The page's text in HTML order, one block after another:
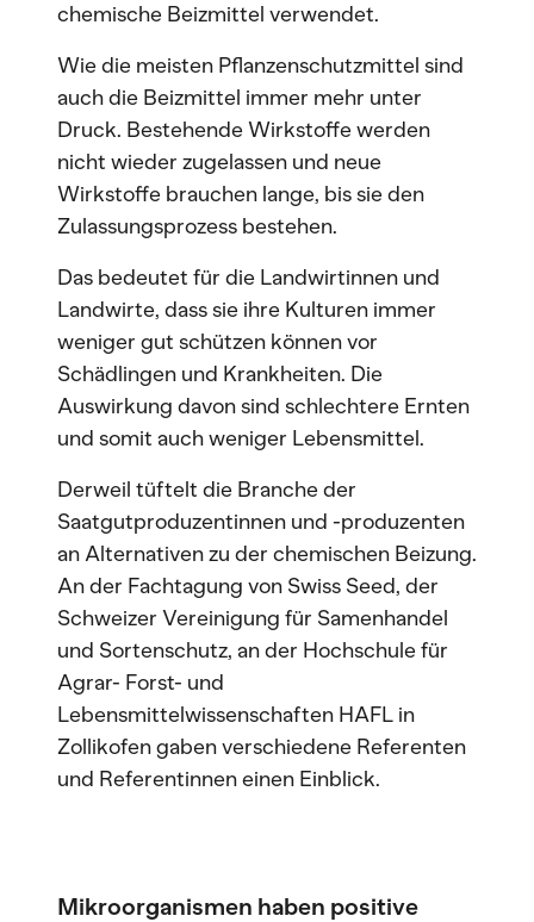
chemische Beizmittel verwendet.
Wie die meisten Pflanzenschutzmittel sind
auch die Beizmittel immer mehr unter
Druck. Bestehende Wirkstoffe werden
nicht wieder zugelassen und neue
Wirkstoffe brauchen lange, bis sie den
Zulassungsprozess bestehen.
Das bedeutet für die Landwirtinnen und
Landwirte, dass sie ihre Kulturen immer
weniger gut schützen können vor
Schädlingen und Krankheiten. Die
Auswirkung davon sind schlechtere Ernten
und somit auch weniger Lebensmittel.
Derweil tüftelt die Branche der
Saatgutproduzentinnen und -produzenten
an Alternativen zu der chemischen Beizung.
An der Fachtagung von Swiss Seed, der
Schweizer Vereinigung für Samenhandel
und Sortenschutz, an der Hochschule für
Agrar- Forst- und
Lebensmittelwissenschaften HAFL in
Zollikofen gaben verschiedene Referenten
und Referentinnen einen Einblick.
Mikroorganismen haben positive